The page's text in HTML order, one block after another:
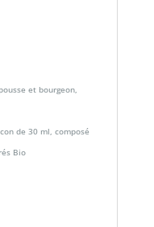
et bourgeon,
de 30 ml, composé
Bio